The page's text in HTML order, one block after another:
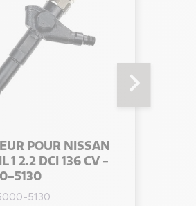
chevron_right
POUR NISSAN
1 2.2 DCI 136 CV -
5130
5130